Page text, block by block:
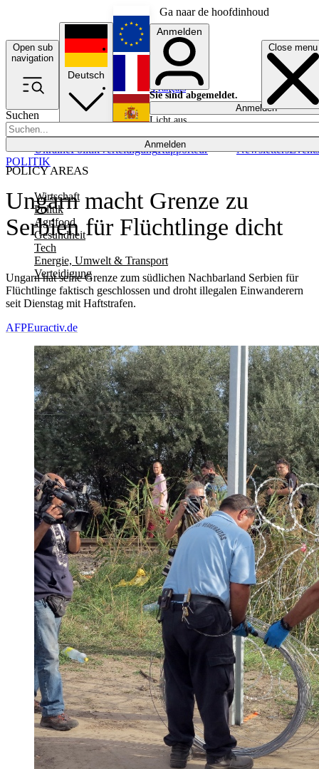
Ga naar de hoofdinhoud
Open sub
navigation
Close menu
Suchen
Anmelden
POLICY AREAS
Wirtschaft
Politik
Agrifood
Gesundheit
Tech
Energie, Umwelt & Transport
Verteidigung
UkrainePolitikVerteidigungRapporteur NewslettersEvents
Deutsch
English
Français
Anmelden
Sie sind abgemeldet.
Anmelden
Licht aus
Ungarn macht Grenze zu
Serbien für Flüchtlinge dicht
Ungarn hat seine Grenze zum südlichen Nachbarland Serbien für
Flüchtlinge faktisch geschlossen und droht illegalen Einwanderern
seit Dienstag mit Haftstrafen.
POLITIK
AFPEuractiv.de